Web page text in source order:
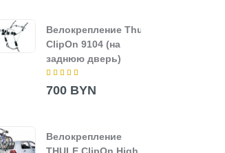
Велокрепление Thule
ClipOn 9104 (на
заднюю дверь)
700 BYN
Велокрепление